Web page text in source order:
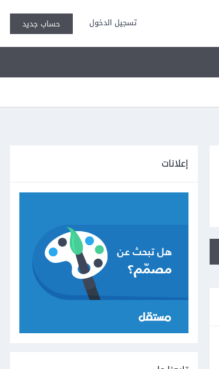
تسجيل الدخول حساب جديد
إعلانات